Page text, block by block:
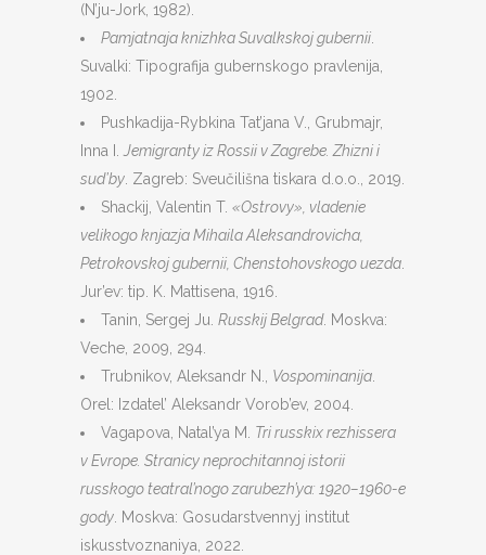
(N’ju-Jork, 1982).
Pamjatnaja knizhka Suvalkskoj gubernii
Suvalki: Tipografija gubernskogo pravlenija,
1902.
Pushkadija-Rybkina Tat’jana V., Grubmajr,
Inna I.
Jemigranty iz Rossii v Zagrebe. Zhizni i
sud’by . Zagreb: Sveučilišna tiskara d.o.o., 2019.
Shackij, Valentin T. «Ostrovy», vladenie
velikogo knjazja Mihaila Aleksandrovicha,
Petrokovskoj gubernii, Chenstohovskogo uezda
Jur’ev: tip. K. Mattisena, 1916.
Tanin, Sergej Ju. Russkij Belgrad. Moskva:
Veche, 2009, 294.
Trubnikov, Aleksandr N., Vospominanija
Orel: Izdatel’ Aleksandr Vorob’ev, 2004.
Vagapova, Natal’ya M. Tri russkix rezhissera
v Evrope. Stranicy neprochitannoj istorii
russkogo teatral’nogo zarubezh’ya: 1920–1960-e
gody . Moskva: Gosudarstvennyj institut
iskusstvoznaniya, 2022.